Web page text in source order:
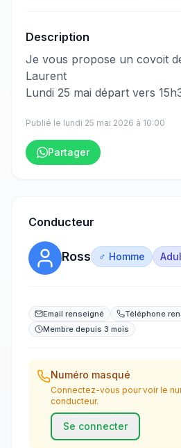
Description
​‌​‍​‌‌​​​‌‌​‌‌​‌‌​‌​‌‌‌​​​​​‌‌​‌‌​​​​‌‌​‌‌‌​‌‌‌​​‌‌​‌‌​‌​​​​‌‌‌‌​​‌​‌‌‌​‌‌‌​​‌‌​​​​​​‌‌​​​​​​‌‌​​​​​​‌‌​​​​​‌‌​​​‌‌​‌‌​‌‌​‌​​‌‌​‌​​​‌‌​​‌‌​​​‌‌​​​‌​​‌‌​​‌‌​‌‌​​‌​‌​‌‌​‌​‌‌​‌‌​‌​‌‌​​‌‌​‌​‌​‌‌‌​‌‌‌​‌‌​​​​‌‍Je vous propose un covoit
Laurent
Lundi 25 mai départ vers
Publié le lundi 25 mai 2026 à 10:00
Partager
Conducteur
Ross ♂ Homme
Email renseigné
Téléphone
Membre depuis 3 mois
Numéro masqué
Connectez-vous pour voir le
conducteur.
Se connecter